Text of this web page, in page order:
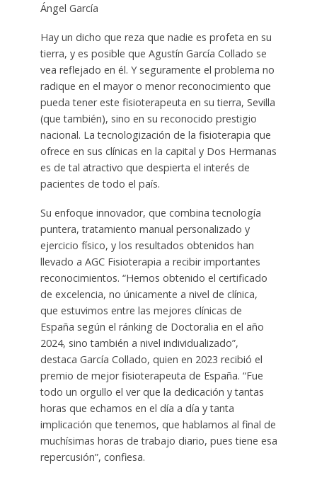
Ángel García
Hay un dicho que reza que nadie es profeta en su
tierra, y es posible que Agustín García Collado se
vea reflejado en él. Y seguramente el problema no
radique en el mayor o menor reconocimiento que
pueda tener este fisioterapeuta en su tierra, Sevilla
(que también), sino en su reconocido prestigio
nacional. La tecnologización de la fisioterapia que
ofrece en sus clínicas en la capital y Dos Hermanas
es de tal atractivo que despierta el interés de
pacientes de todo el país.
Su enfoque innovador, que combina tecnología
puntera, tratamiento manual personalizado y
ejercicio físico, y los resultados obtenidos han
llevado a AGC Fisioterapia a recibir importantes
reconocimientos. “Hemos obtenido el certificado
de excelencia, no únicamente a nivel de clínica,
que estuvimos entre las mejores clínicas de
España según el ránking de Doctoralia en el año
2024, sino también a nivel individualizado”,
destaca García Collado, quien en 2023 recibió el
premio de mejor fisioterapeuta de España. “Fue
todo un orgullo el ver que la dedicación y tantas
horas que echamos en el día a día y tanta
implicación que tenemos, que hablamos al final de
muchísimas horas de trabajo diario, pues tiene esa
repercusión”, confiesa.